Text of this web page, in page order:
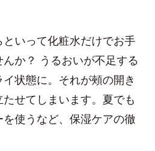
いって化粧水だけでお手
か？ うるおいが不足する
状態に。それが頰の開き
せてしまいます。夏でも
使うなど、保湿ケアの徹